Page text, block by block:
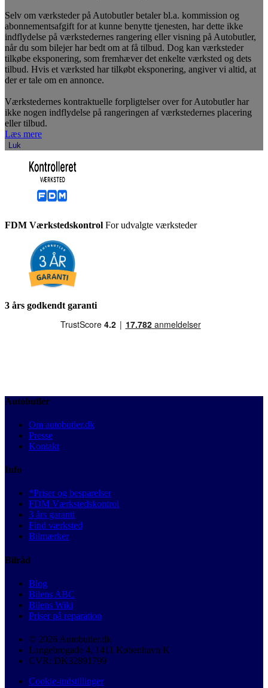
Selv om værksteder på Autobutler betaler bl.a. kommission og
abonnementsafgift for at kunne benytte tjenesten, har dette ikke
indflydelse på værkstedernes rangering eller visning på Autobutler,
når du som bilejer har bedt om at få tilbud. Dog kan værksteder
tilkøbe eksponering, som fremhæver det enkelte værksted og dets
tilbud. Hvis et værksted har tilkøbt eksponering, angiver vi altid, at
der er tale om en annonce.
Værkstedernes kontraktuelle forpligtelser over for Autobutler har
ikke nogen indflydelse på rangeringen af værkstedernes placering
eller tilbud.
Læs mere
Luk
FDM Værkstedskontrol For udvalgte værksteder
3 års godkendt garanti
Autobutler
Om autobutler.dk
Presse
Kontakt
Info
*Priser og besparelser
FDM Værkstedskontrol
3 års garanti
Find værksted
Bilmærker
Bilråd
Blog
Bilens ABC
Bilens Wiki
Priser på reparation
© 2026 Autobutler.dk
Langebrogade 4, 1411 København K
CVR: DK32891799
Cookie-indstillinger